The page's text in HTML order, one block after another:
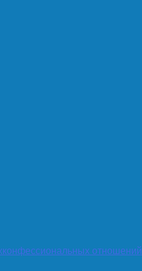
отношений